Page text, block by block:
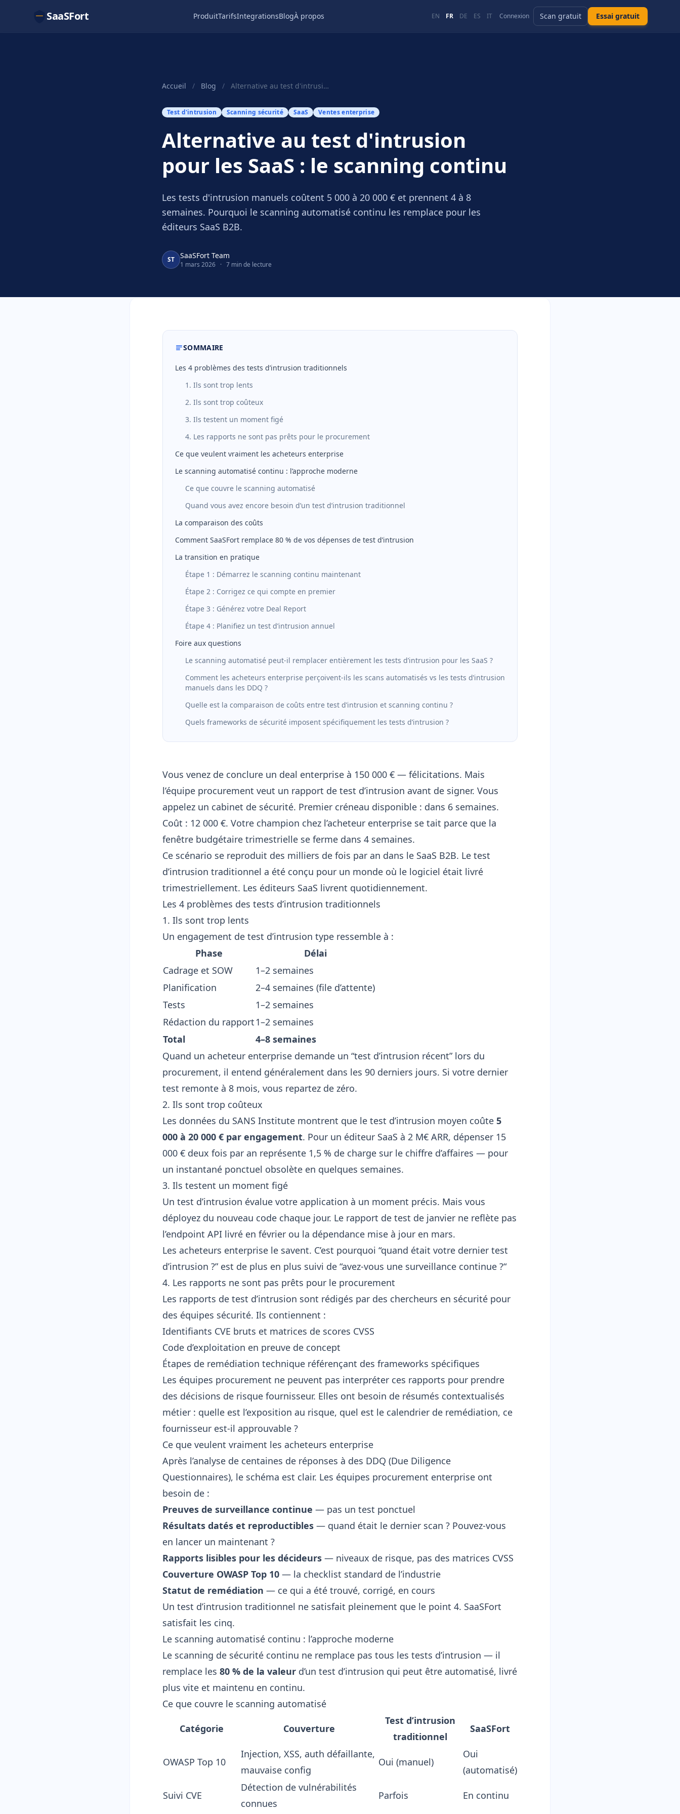
SaaSFort ProduitTarifsIntegrationsBlogÀ propos EN FR DE ES IT Connexion Scan gratuit Essai gratuit
Accueil / Blog / Alternative au test d'intrusion pour les SaaS : le scanning continu
Test d'intrusion Scanning sécurité SaaS Ventes enterprise
Alternative au test d'intrusion
pour les SaaS : le scanning continu
Les tests d'intrusion manuels coûtent 5 000 à 20 000 € et prennent 4 à 8
semaines. Pourquoi le scanning automatisé continu les remplace pour les
éditeurs SaaS B2B.
ST SaaSFort Team
1 mars 2026 · 7 min de lecture
SOMMAIRE
Les 4 problèmes des tests d’intrusion traditionnels
1. Ils sont trop lents
2. Ils sont trop coûteux
3. Ils testent un moment figé
4. Les rapports ne sont pas prêts pour le procurement
Ce que veulent vraiment les acheteurs enterprise
Le scanning automatisé continu : l’approche moderne
Ce que couvre le scanning automatisé
Quand vous avez encore besoin d’un test d’intrusion traditionnel
La comparaison des coûts
Comment SaaSFort remplace 80 % de vos dépenses de test d’intrusion
La transition en pratique
Étape 1 : Démarrez le scanning continu maintenant
Étape 2 : Corrigez ce qui compte en premier
Étape 3 : Générez votre Deal Report
Étape 4 : Planifiez un test d’intrusion annuel
Foire aux questions
Le scanning automatisé peut-il remplacer entièrement les tests d’intrusion pour les SaaS ?
Comment les acheteurs enterprise perçoivent-ils les scans automatisés vs les tests d’intrusion
manuels dans les DDQ ?
Quelle est la comparaison de coûts entre test d’intrusion et scanning continu ?
Quels frameworks de sécurité imposent spécifiquement les tests d’intrusion ?
Vous venez de conclure un deal enterprise à 150 000 € — félicitations. Mais
l’équipe procurement veut un rapport de test d’intrusion avant de signer. Vous
appelez un cabinet de sécurité. Premier créneau disponible : dans 6 semaines.
Coût : 12 000 €. Votre champion chez l’acheteur enterprise se tait parce que la
fenêtre budgétaire trimestrielle se ferme dans 4 semaines.
Ce scénario se reproduit des milliers de fois par an dans le SaaS B2B. Le test
d’intrusion traditionnel a été conçu pour un monde où le logiciel était livré
trimestriellement. Les éditeurs SaaS livrent quotidiennement.
Les 4 problèmes des tests d’intrusion traditionnels
1. Ils sont trop lents
Un engagement de test d’intrusion type ressemble à :
Phase
Délai
Cadrage et SOW
1–2 semaines
Planification
2–4 semaines (file d’attente)
Tests
1–2 semaines
Rédaction du rapport1–2 semaines
Total
4–8 semaines
Quand un acheteur enterprise demande un “test d’intrusion récent” lors du
procurement, il entend généralement dans les 90 derniers jours. Si votre dernier
test remonte à 8 mois, vous repartez de zéro.
2. Ils sont trop coûteux
Les données du SANS Institute montrent que le test d’intrusion moyen coûte 5
000 à 20 000 € par engagement. Pour un éditeur SaaS à 2 M€ ARR, dépenser 15
000 € deux fois par an représente 1,5 % de charge sur le chiffre d’affaires — pour
un instantané ponctuel obsolète en quelques semaines.
3. Ils testent un moment figé
Un test d’intrusion évalue votre application à un moment précis. Mais vous
déployez du nouveau code chaque jour. Le rapport de test de janvier ne reflète pas
l’endpoint API livré en février ou la dépendance mise à jour en mars.
Les acheteurs enterprise le savent. C’est pourquoi “quand était votre dernier test
d’intrusion ?” est de plus en plus suivi de “avez-vous une surveillance continue ?“
4. Les rapports ne sont pas prêts pour le procurement
Les rapports de test d’intrusion sont rédigés par des chercheurs en sécurité pour
des équipes sécurité. Ils contiennent :
Identifiants CVE bruts et matrices de scores CVSS
Code d’exploitation en preuve de concept
Étapes de remédiation technique référençant des frameworks spécifiques
Les équipes procurement ne peuvent pas interpréter ces rapports pour prendre
des décisions de risque fournisseur. Elles ont besoin de résumés contextualisés
métier : quelle est l’exposition au risque, quel est le calendrier de remédiation, ce
fournisseur est-il approuvable ?
Ce que veulent vraiment les acheteurs enterprise
Après l’analyse de centaines de réponses à des DDQ (Due Diligence
Questionnaires), le schéma est clair. Les équipes procurement enterprise ont
besoin de :
Preuves de surveillance continue — pas un test ponctuel
Résultats datés et reproductibles — quand était le dernier scan ? Pouvez-vous
en lancer un maintenant ?
Rapports lisibles pour les décideurs — niveaux de risque, pas des matrices CVSS
Couverture OWASP Top 10 — la checklist standard de l’industrie
Statut de remédiation — ce qui a été trouvé, corrigé, en cours
Un test d’intrusion traditionnel ne satisfait pleinement que le point 4. SaaSFort
satisfait les cinq.
Le scanning automatisé continu : l’approche moderne
Le scanning de sécurité continu ne remplace pas tous les tests d’intrusion — il
remplace les 80 % de la valeur d’un test d’intrusion qui peut être automatisé, livré
plus vite et maintenu en continu.
Ce que couvre le scanning automatisé
Catégorie Couverture
Test d’intrusion
traditionnel
SaaSFort
OWASP Top 10
Injection, XSS, auth défaillante,
mauvaise config
Oui (manuel)
Oui
(automatisé)
Suivi CVE
Détection de vulnérabilités
connues
Parfois En continu